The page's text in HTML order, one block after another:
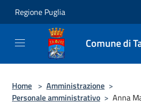
Regione Puglia
Comune di
Home > Amministrazione >
Personale amministrativo > Anna